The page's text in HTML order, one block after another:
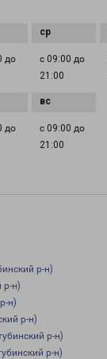
до
с 09:00 до
21:00
до
с 09:00 до
21:00
р-н)
р-н)
н)
р-н)
р-н)
р-н)